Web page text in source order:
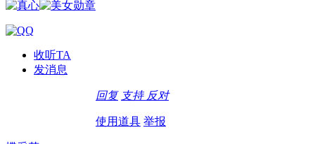
收听TA
发消息
回复 支持 反对
使用道具 举报